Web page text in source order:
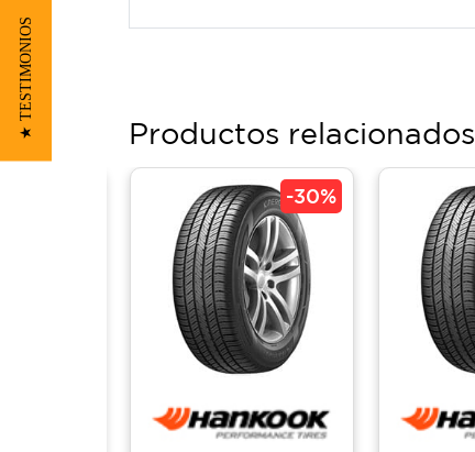
Productos relacionados
-30%
★ TESTIMONIOS